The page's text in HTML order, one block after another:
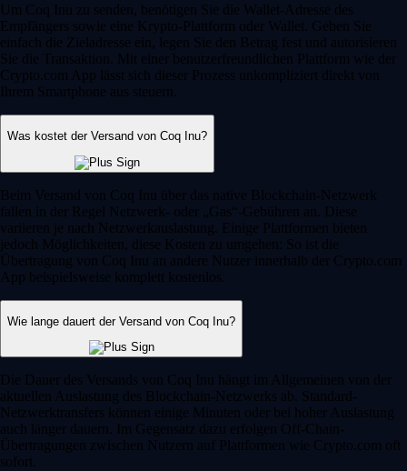
Um Coq Inu zu senden, benötigen Sie die Wallet-Adresse des
Empfängers sowie eine Krypto-Plattform oder Wallet. Geben Sie
einfach die Zieladresse ein, legen Sie den Betrag fest und autorisieren
Sie die Transaktion. Mit einer benutzerfreundlichen Plattform wie der
Crypto.com App lässt sich dieser Prozess unkompliziert direkt von
Ihrem Smartphone aus steuern.
Was kostet der Versand von Coq Inu?
Beim Versand von Coq Inu über das native Blockchain-Netzwerk
fallen in der Regel Netzwerk- oder „Gas“-Gebühren an. Diese
variieren je nach Netzwerkauslastung. Einige Plattformen bieten
jedoch Möglichkeiten, diese Kosten zu umgehen: So ist die
Übertragung von Coq Inu an andere Nutzer innerhalb der Crypto.com
App beispielsweise komplett kostenlos.
Wie lange dauert der Versand von Coq Inu?
Die Dauer des Versands von Coq Inu hängt im Allgemeinen von der
aktuellen Auslastung des Blockchain-Netzwerks ab. Standard-
Netzwerktransfers können einige Minuten oder bei hoher Auslastung
auch länger dauern. Im Gegensatz dazu erfolgen Off-Chain-
Übertragungen zwischen Nutzern auf Plattformen wie Crypto.com oft
sofort.